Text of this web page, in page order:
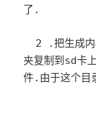
了.
2 .把生成内
夹复制到sd卡
件.由于这个目